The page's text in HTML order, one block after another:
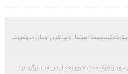
شرکت پست/پیشتاز و تیپاکس ارسال می‌شوند.
بعد از دریافت، برگردانید!